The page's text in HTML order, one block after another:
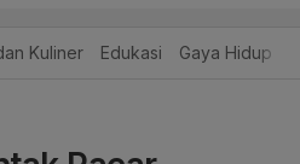
Kuliner Edukasi Gaya Hidup